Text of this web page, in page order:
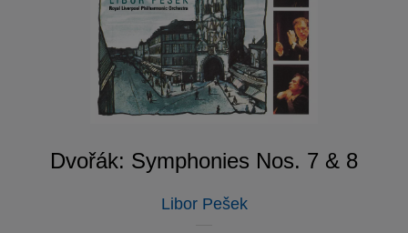
Dvořák: Symphonies Nos. 7 & 8
Libor Pešek